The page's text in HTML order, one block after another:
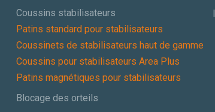
Coussins stabilisateurs
Patins standard pour stabilisateurs
Coussinets de stabilisateurs haut de gamme
Coussins pour stabilisateurs Area Plus
Patins magnétiques pour stabilisateurs
Blocage des orteils